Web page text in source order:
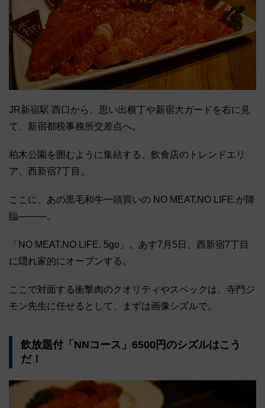
JR新宿駅 西口から、思い出横丁や新宿大ガードを右に見
て、新宿都税事務所交差点へ。
柏木公園を囲むように集結する、飲食店のトレンドエリ
ア、西新宿7丁目。
ここに、あの黒毛和牛一頭買いの NO MEAT,NO LIFE.が降
臨―――。
「NO MEAT,NO LIFE. 5go」。あす7月5日、西新宿7丁目
に隠れ家的にオープンする。
ここで対面する衝撃肉のクオリティやスペックは、寺門ジ
モン先生に任せるとして、まずは画像シズルで。
飲放題付「NNコース」6500円のシズルはこう
だ！